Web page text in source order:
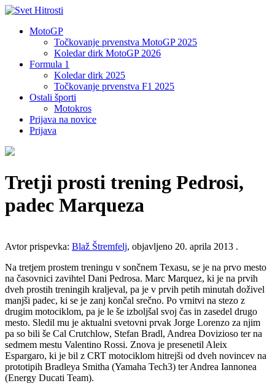
MotoGP
Točkovanje prvenstva MotoGP 2025
Koledar dirk MotoGP 2026
Formula 1
Koledar dirk 2025
Točkovanje prvenstva F1 2025
Ostali športi
Motokros
Prijava na novice
Prijava
Tretji prosti trening Pedrosi,
padec Marqueza
Avtor prispevka: Blaž Štremfelj, objavljeno 20. aprila 2013 .
Na tretjem prostem treningu v sončnem Texasu, se je na prvo mesto
na časovnici zavihtel Dani Pedrosa. Marc Marquez, ki je na prvih
dveh prostih treningih kraljeval, pa je v prvih petih minutah doživel
manjši padec, ki se je zanj končal srečno. Po vrnitvi na stezo z
drugim motociklom, pa je le še izboljšal svoj čas in zasedel drugo
mesto. Sledil mu je aktualni svetovni prvak Jorge Lorenzo za njim
pa so bili še Cal Crutchlow, Stefan Bradl, Andrea Dovizioso ter na
sedmem mestu Valentino Rossi. Znova je presenetil Aleix
Espargaro, ki je bil z CRT motociklom hitrejši od dveh novincev na
prototipih Bradleya Smitha (Yamaha Tech3) ter Andrea Iannonea
(Energy Ducati Team).